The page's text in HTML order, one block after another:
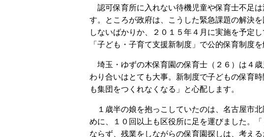
認可保育所に入れない待機児童や保育士不足は
す。ところが政府は、こうした緊急課題の解決を
しないばかりか、２０１５年４月に実施を予定し
「子ども・子育て支援新制度」で公的保育制度
埼玉・ゆずの木保育園の保育士（２６）は４
わり合いはとても大事。新制度で子どもの保育
も集団をつくれなくなる」と心配します。
１歳半の娘を抱っこしていたのは、名古屋市
めに、１０回以上も区役所に足を運びました。
ならず、残業をしながらの保育園探しは、考え